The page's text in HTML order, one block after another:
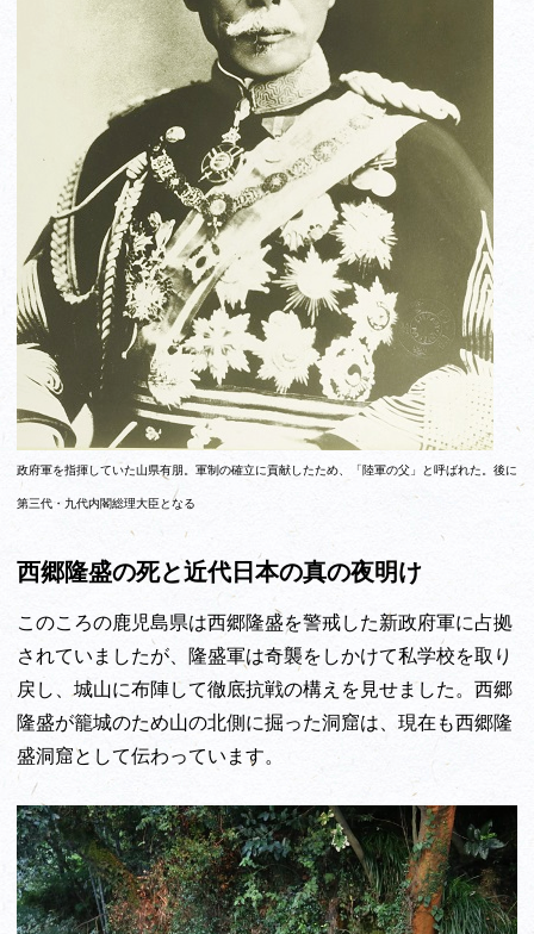
政府軍を指揮していた山県有朋。軍制の確立に貢献したため、「陸軍の父」と呼ばれた。後に
第三代・九代内閣総理大臣となる
西郷隆盛の死と近代日本の真の夜明け
このころの鹿児島県は西郷隆盛を警戒した新政府軍に占拠
されていましたが、隆盛軍は奇襲をしかけて私学校を取り
戻し、城山に布陣して徹底抗戦の構えを見せました。西郷
隆盛が籠城のため山の北側に掘った洞窟は、現在も西郷隆
盛洞窟として伝わっています。